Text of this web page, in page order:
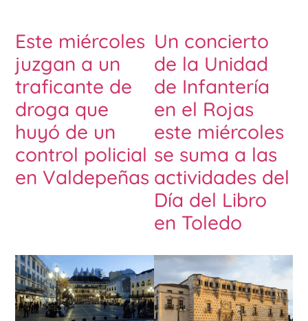
Este miércoles
juzgan a un
traficante de
droga que
huyó de un
control policial
en Valdepeñas
Un concierto
de la Unidad
de Infantería
en el Rojas
este miércoles
se suma a las
actividades del
Día del Libro
en Toledo